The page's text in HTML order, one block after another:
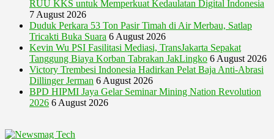
RUU KKS untuk Memperkuat Kedaulatan Digital Indonesia
7 August 2026
Duduk Perkara 53 Ton Pasir Timah di Air Merbau, Satlap
Tricakti Buka Suara 6 August 2026
Kevin Wu PSI Fasilitasi Mediasi, TransJakarta Sepakat
Tanggung Biaya Korban Tabrakan JakLingko 6 August 2026
Victory Trembesi Indonesia Hadirkan Pelat Baja Anti-Abrasi
Dillinger Jerman 6 August 2026
BPD HIPMI Jaya Gelar Seminar Mining Nation Revolution
2026 6 August 2026